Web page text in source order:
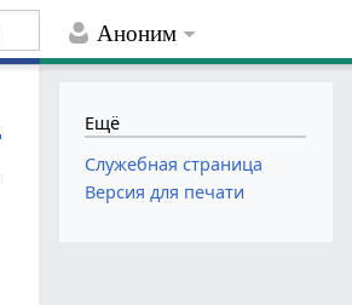
Аноним
Ещё
Служебная страница
Версия для печати